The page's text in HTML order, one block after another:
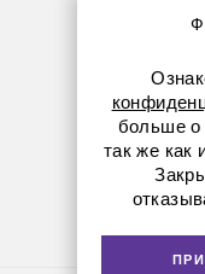
8
+7
больше о
так же как